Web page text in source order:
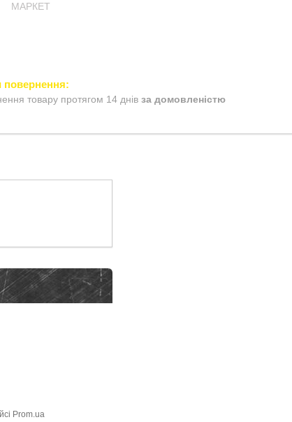
МАРКЕТ
товару протягом 14 днів за домовленістю
Prom.ua